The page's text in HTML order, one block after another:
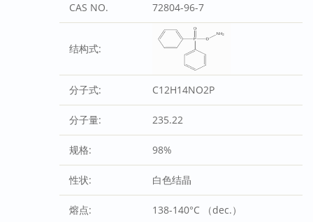
CAS NO. 72804-96-7
结构式:
分子式: C12H14NO2P
分子量: 235.22
规格: 98%
性状: 白色结晶
熔点: 138-140°C （dec.）